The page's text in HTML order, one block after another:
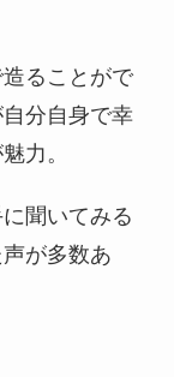
ることがで
分自身で幸
力。
聞いてみる
が多数あ